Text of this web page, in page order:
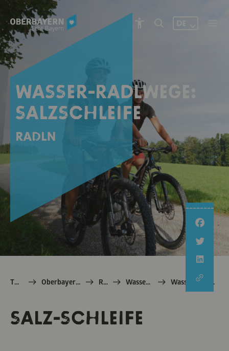
DE
WASSER-RADLWEGE:
SALZSCHLEIFE
Radln
TOM e.V. Oberbayern: echt Bayern Radln WasserRadlWege Wasser-Radlwege: Salzschleife
SALZ-SCHLEIFE